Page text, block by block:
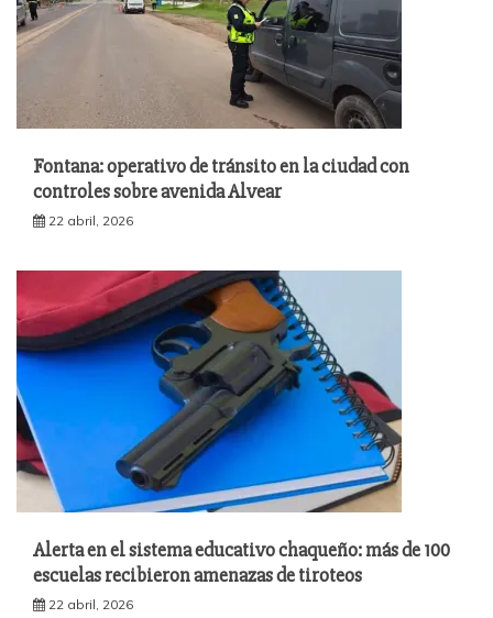
Fontana: operativo de tránsito en la ciudad con
controles sobre avenida Alvear
22 abril, 2026
Alerta en el sistema educativo chaqueño: más de 100
escuelas recibieron amenazas de tiroteos
22 abril, 2026